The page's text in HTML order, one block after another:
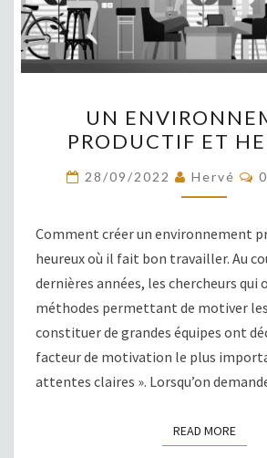
ET
HEUREUX
UN
PRODUCTIF ET
28/09/2022 Hervé
Comment créer un environnement
heureux où il fait bon travailler. Au
dernières années, les chercheurs qui
méthodes permettant de motiver
constituer de grandes équipes ont
facteur de motivation le plus
attentes claires ». Lorsqu’on
READ MOREREAD